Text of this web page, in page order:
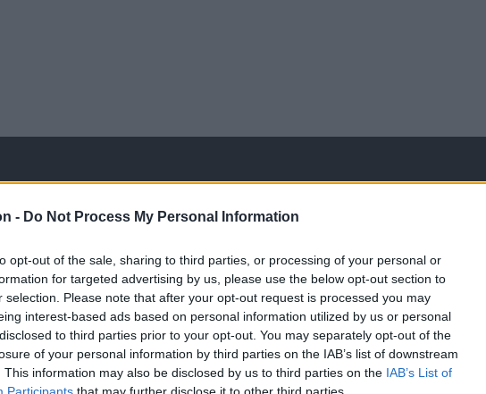
- Do Not Process My Personal Information
opt-out of the sale, sharing to third parties, or processing of your personal or
for targeted advertising by us, please use the below opt-out section to
selection. Please note that after your opt-out request is processed you may
interest-based ads based on personal information utilized by us or personal
to third parties prior to your opt-out. You may separately opt-out of the
of your personal information by third parties on the IAB’s list of downstream
This information may also be disclosed by us to third parties on the IAB’s List of
Participants that may further disclose it to other third parties.